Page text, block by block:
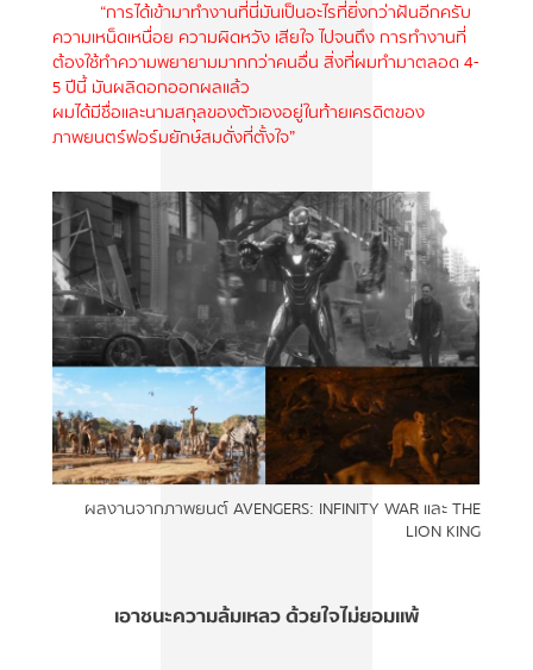
“การได้เข้ามาทำงานที่นี่มันเป็นอะไรที่ยิ่งกว่าฝันอีกครับ
ความเหน็ดเหนื่อย ความผิดหวัง เสียใจ ไปจนถึง การทำงานที่
ต้องใช้ทำความพยายามมากกว่าคนอื่น สิ่งที่ผมทำมาตลอด 4-
5 ปีนี้ มันผลิดอกออกผลแล้ว
ผมได้มีชื่อและนามสกุลของตัวเองอยู่ในท้ายเครดิตของ
ภาพยนตร์ฟอร์มยักษ์สมดั่งที่ตั้งใจ”
ผลงานจากภาพยนต์ AVENGERS: INFINITY WAR และ THE
LION KING
เอาชนะความล้มเหลว ด้วยใจไม่ยอมแพ้